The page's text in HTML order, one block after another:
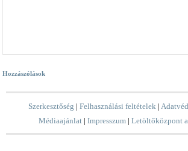
Hozzászólások
Szerkesztőség |Felhasználási feltételek |
Médiaajánlat |Impresszum |Letöltőközpont